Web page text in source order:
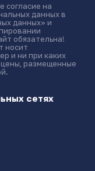
согласие на
данных в
данных» и
обязательна!
носит
и ни при каких
размещенные
сетях